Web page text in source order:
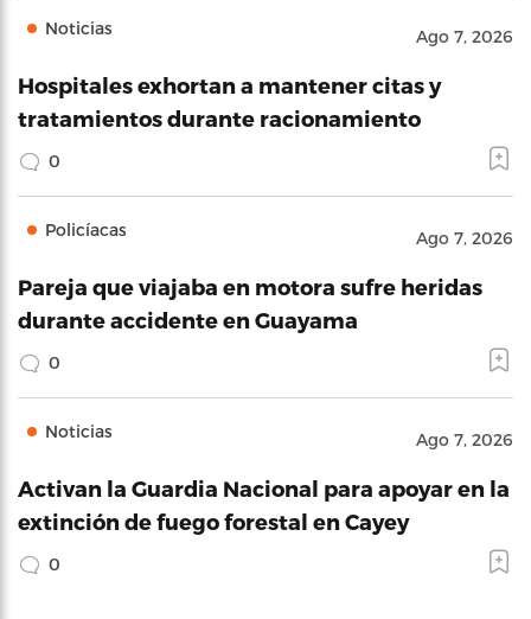
Noticias Ago 7, 2026
Hospitales exhortan a mantener citas y
tratamientos durante racionamiento
0
Policíacas Ago 7, 2026
Pareja que viajaba en motora sufre heridas
durante accidente en Guayama
0
Noticias Ago 7, 2026
Activan la Guardia Nacional para apoyar en la
extinción de fuego forestal en Cayey
0